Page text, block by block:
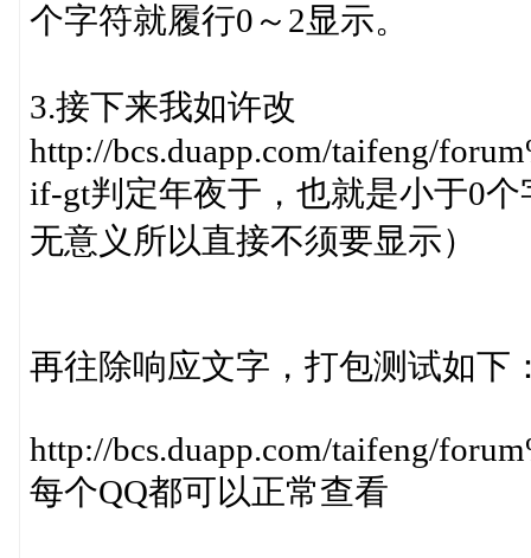
个字符就履行0～2显示。
3.接下来我如许改
http://bcs.duapp.com/taifeng/
if-gt判定年夜于，也就是小于0
无意义所以直接不须要显示）
再往除响应文字，打包测试如下
http://bcs.duapp.com/taifeng/
每个QQ都可以正常查看